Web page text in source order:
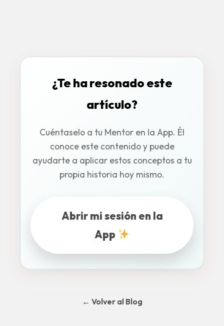
¿Te ha resonado este
artículo?
Cuéntaselo a tu Mentor en la App. Él
conoce este contenido y puede
ayudarte a aplicar estos conceptos a tu
propia historia hoy mismo.
Abrir mi sesión en la
App
← Volver al Blog